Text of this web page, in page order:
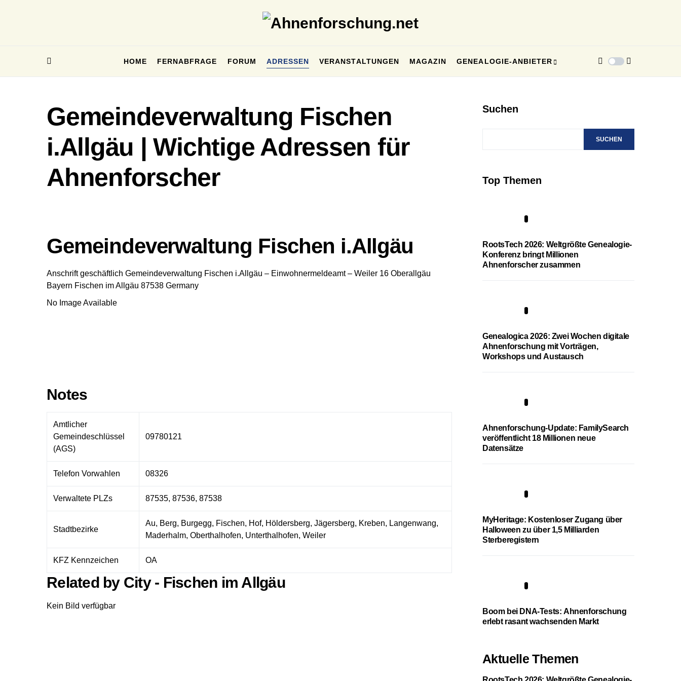
HOME FERNABFRAGE FORUM ADRESSEN VERANSTALTUNGEN MAGAZIN GENEALOGIE-ANBIETER
Gemeindeverwaltung Fischen
i.Allgäu | Wichtige Adressen für
Ahnenforscher
Gemeindeverwaltung Fischen i.Allgäu
Anschrift geschäftlich Gemeindeverwaltung Fischen i.Allgäu – Einwohnermeldeamt – Weiler 16 Oberallgäu
Bayern Fischen im Allgäu 87538 Germany
No Image Available
Notes
Amtlicher
Gemeindeschlüssel
(AGS)
09780121
Telefon Vorwahlen 08326
Verwaltete PLZs 87535, 87536, 87538
Stadtbezirke
Au, Berg, Burgegg, Fischen, Hof, Höldersberg, Jägersberg, Kreben, Langenwang,
Maderhalm, Oberthalhofen, Unterthalhofen, Weiler
KFZ Kennzeichen OA
Related by City - Fischen im Allgäu
Kein Bild verfügbar
Suchen
SUCHEN
Top Themen
RootsTech 2026: Weltgrößte Genealogie-
Konferenz bringt Millionen
Ahnenforscher zusammen
Genealogica 2026: Zwei Wochen digitale
Ahnenforschung mit Vorträgen,
Workshops und Austausch
Ahnenforschung-Update: FamilySearch
veröffentlicht 18 Millionen neue
Datensätze
MyHeritage: Kostenloser Zugang über
Halloween zu über 1,5 Milliarden
Sterberegistern
Boom bei DNA-Tests: Ahnenforschung
erlebt rasant wachsenden Markt
Aktuelle Themen